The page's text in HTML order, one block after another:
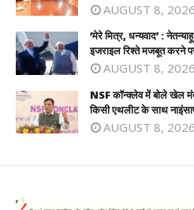
AUGUST 8, 2026
‘मेरे मित्र, धन्यवाद’ :
इजराइल रिश्ते मजबूत करने
AUGUST 8, 2026
NSF कॉन्क्लेव में बोले खेल
किसी एथलीट के साथ
AUGUST 8, 2026